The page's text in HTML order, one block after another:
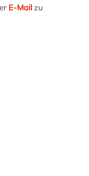
E-Mailzu